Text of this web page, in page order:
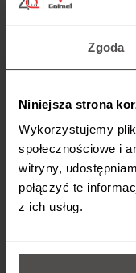
Zgoda
Niniejsza strona
Wykorzystujemy
społecznościowe i
witryny,
połączyć te
z ich usług.